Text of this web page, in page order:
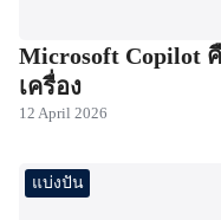
Microsoft Copilot
เครื่อง
12 April 2026
แบ่งปัน